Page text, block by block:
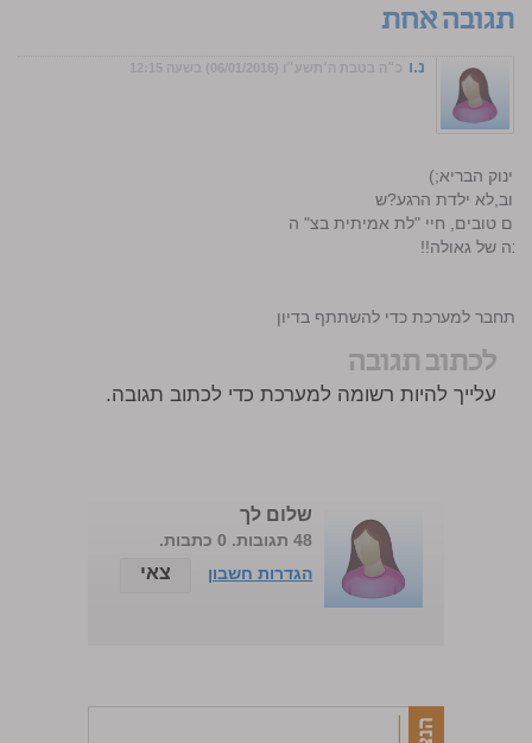
תגובה אחת
נ.ו כ״ה בטבת ה׳תשע״ו (06/01/2016) בשעה 12:15
הבריא;)
טוב,לא ילדת הרגע?ש
טובים, חיי "לת אמיתית בצ" ה
של גאולה!!
התחבר למערכת כדי להשתתף בדיון
לכתוב תגובה
עלייך להיות רשומה למערכת כדי לכתוב תגובה.
שלום לך
48 תגובות. 0 כתבות.
הגדרות חשבון
צאי